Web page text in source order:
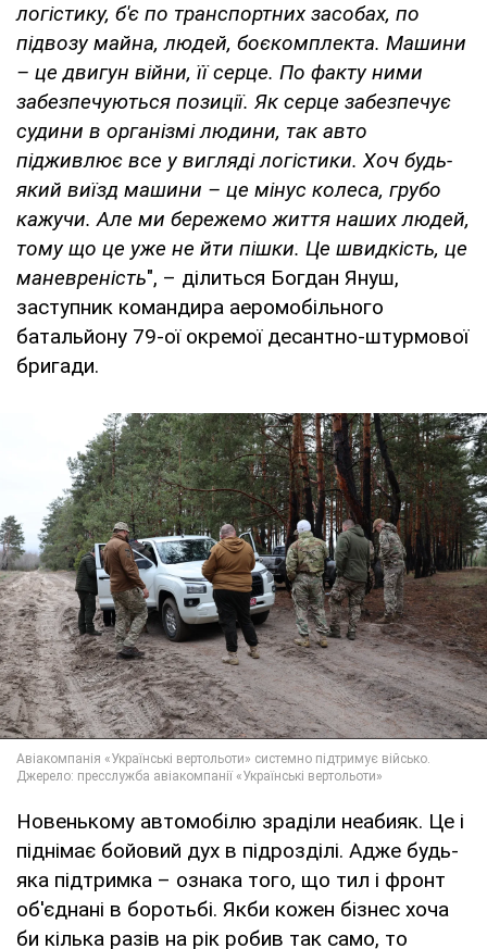
логістику, б'є по транспортних засобах, по
підвозу майна, людей, боєкомплекта. Машини
– це двигун війни, її серце. По факту ними
забезпечуються позиції. Як серце забезпечує
судини в організмі людини, так авто
підживлює все у вигляді логістики. Хоч будь-
який виїзд машини – це мінус колеса, грубо
кажучи. Але ми бережемо життя наших людей,
тому що це уже не йти пішки. Це швидкість, це
маневреність", – ділиться Богдан Януш,
заступник командира аеромобільного
батальйону 79-ої окремої десантно-штурмової
бригади.
Новенькому автомобілю зраділи неабияк. Це і
піднімає бойовий дух в підрозділі. Адже будь-
яка підтримка – ознака того, що тил і фронт
об'єднані в боротьбі. Якби кожен бізнес хоча
би кілька разів на рік робив так само, то